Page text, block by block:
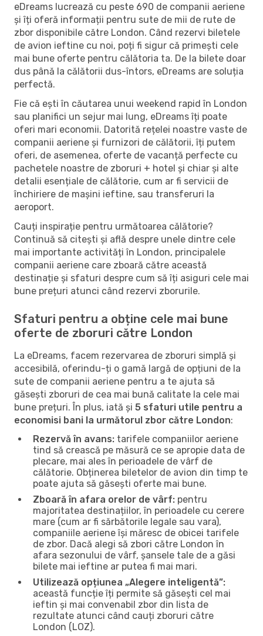
eDreams lucrează cu peste 690 de companii aeriene
și îți oferă informații pentru sute de mii de rute de
zbor disponibile către London. Când rezervi biletele
de avion ieftine cu noi, poți fi sigur că primești cele
mai bune oferte pentru călătoria ta. De la bilete doar
dus până la călătorii dus-întors, eDreams are soluția
perfectă.
Fie că ești în căutarea unui weekend rapid în London
sau planifici un sejur mai lung, eDreams îți poate
oferi mari economii. Datorită rețelei noastre vaste de
companii aeriene și furnizori de călătorii, îți putem
oferi, de asemenea, oferte de vacanță perfecte cu
pachetele noastre de zboruri + hotel și chiar și alte
detalii esențiale de călătorie, cum ar fi servicii de
închiriere de mașini ieftine, sau transferuri la
aeroport.
Cauți inspirație pentru următoarea călătorie?
Continuă să citești și află despre unele dintre cele
mai importante activități în London, principalele
companii aeriene care zboară către această
destinație și sfaturi despre cum să îți asiguri cele mai
bune prețuri atunci când rezervi zborurile.
Sfaturi pentru a obține cele mai bune
oferte de zboruri către London
La eDreams, facem rezervarea de zboruri simplă și
accesibilă, oferindu-ți o gamă largă de opțiuni de la
sute de companii aeriene pentru a te ajuta să
găsești zboruri de cea mai bună calitate la cele mai
bune prețuri. În plus, iată și 5 sfaturi utile pentru a
economisi bani la următorul zbor către London:
Rezervă în avans: tarifele companiilor aeriene
tind să crească pe măsură ce se apropie data de
plecare, mai ales în perioadele de vârf de
călătorie. Obținerea biletelor de avion din timp te
poate ajuta să găsești oferte mai bune.
Zboară în afara orelor de vârf: pentru
majoritatea destinațiilor, în perioadele cu cerere
mare (cum ar fi sărbătorile legale sau vara),
companiile aeriene își măresc de obicei tarifele
de zbor. Dacă alegi să zbori către London în
afara sezonului de vârf, șansele tale de a găsi
bilete mai ieftine ar putea fi mai mari.
Utilizează opțiunea „Alegere inteligentă”:
această funcție îți permite să găsești cel mai
ieftin și mai convenabil zbor din lista de
rezultate atunci când cauți zboruri către
London (LOZ).